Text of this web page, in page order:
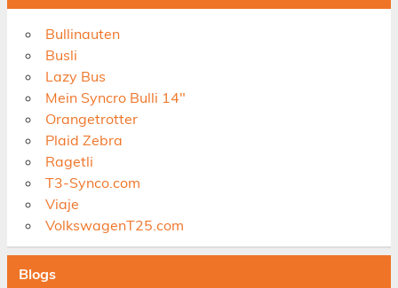
Bullinauten
Busli
Lazy Bus
Mein Syncro Bulli 14"
Orangetrotter
Plaid Zebra
Ragetli
T3-Synco.com
Viaje
VolkswagenT25.com
Blogs